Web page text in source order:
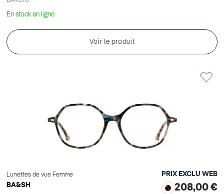
En stock en ligne
Voir le produit
Lunettes de vue Femme
BA&SH
PRIX EXCLU WEB
208,00 €